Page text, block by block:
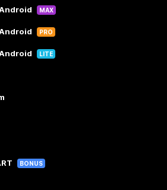
MAX
PRO
LITE
BONUS